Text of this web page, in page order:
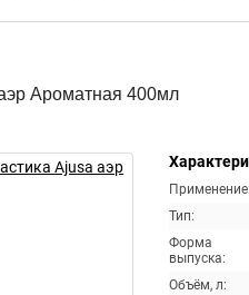
Ароматная 400мл
Применение:
Тип:
Форма
выпуска:
Объём, л: